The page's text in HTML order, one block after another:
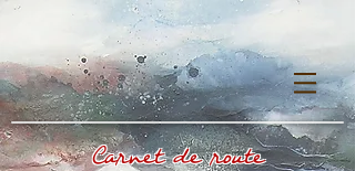
Carnet de route